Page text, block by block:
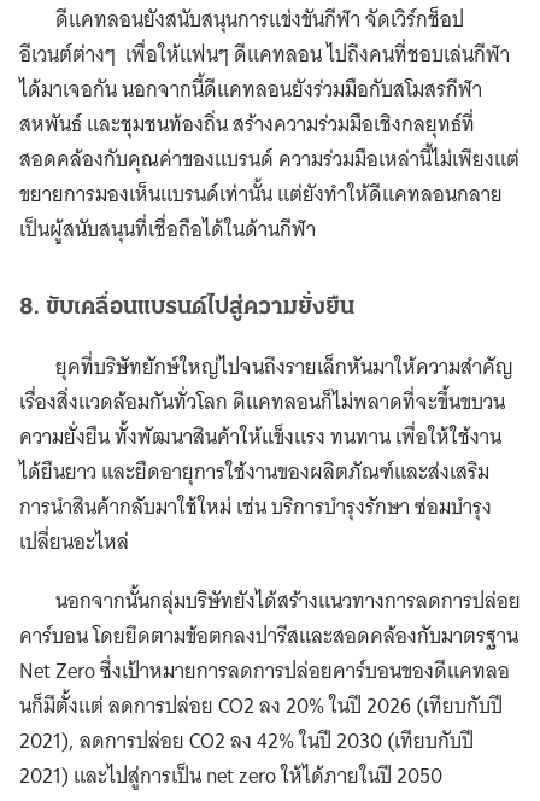
ดีแคทลอนยังสนับสนุนการแข่งขันกีฬา จัดเวิร์กช็อป
อีเวนต์ต่างๆ เพื่อให้แฟนๆ ดีแคทลอน ไปถึงคนที่ชอบเล่นกีฬา
ได้มาเจอกัน นอกจากนี้ดีแคทลอนยังร่วมมือกับสโมสรกีฬา
สหพันธ์ และชุมชนท้องถิ่น สร้างความร่วมมือเชิงกลยุทธ์ที่
สอดคล้องกับคุณค่าของแบรนด์ ความร่วมมือเหล่านี้ไม่เพียงแต่
ขยายการมองเห็นแบรนด์เท่านั้น แต่ยังทำให้ดีแคทลอนกลาย
เป็นผู้สนับสนุนที่เชื่อถือได้ในด้านกีฬา
8. ขับเคลื่อนแบรนด์ไปสู่ความยั่งยืน
ยุคที่บริษัทยักษ์ใหญ่ไปจนถึงรายเล็กหันมาให้ความสำคัญ
เรื่องสิ่งแวดล้อมกันทั่วโลก ดีแคทลอนก็ไม่พลาดที่จะขึ้นขบวน
ความยั่งยืน ทั้งพัฒนาสินค้าให้แข็งแรง ทนทาน เพื่อให้ใช้งาน
ได้ยืนยาว และยืดอายุการใช้งานของผลิตภัณฑ์และส่งเสริม
การนำสินค้ากลับมาใช้ใหม่ เช่น บริการบำรุงรักษา ซ่อมบำรุง
เปลี่ยนอะไหล่
นอกจากนั้นกลุ่มบริษัทยังได้สร้างแนวทางการลดการปล่อย
คาร์บอน โดยยึดตามข้อตกลงปารีสและสอดคล้องกับมาตรฐาน
Net Zero ซึ่งเป้าหมายการลดการปล่อยคาร์บอนของดีแคทลอ
นก็มีตั้งแต่ ลดการปล่อย CO2 ลง 20% ในปี 2026 (เทียบกับปี
2021), ลดการปล่อย CO2 ลง 42% ในปี 2030 (เทียบกับปี
2021) และไปสู่การเป็น net zero ให้ได้ภายในปี 2050